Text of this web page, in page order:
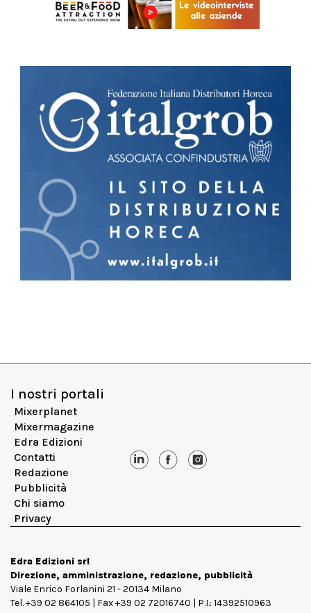
I nostri portali
Mixerplanet
Mixermagazine
Edra Edizioni
Contatti
Redazione
Pubblicità
Chi siamo
Privacy
Edra Edizioni srl
Direzione, amministrazione, redazione, pubblicità
Viale Enrico Forlanini 21 - 20134 Milano
Tel. +39 02 864105 | Fax +39 02 72016740 | P.I.: 14392510963